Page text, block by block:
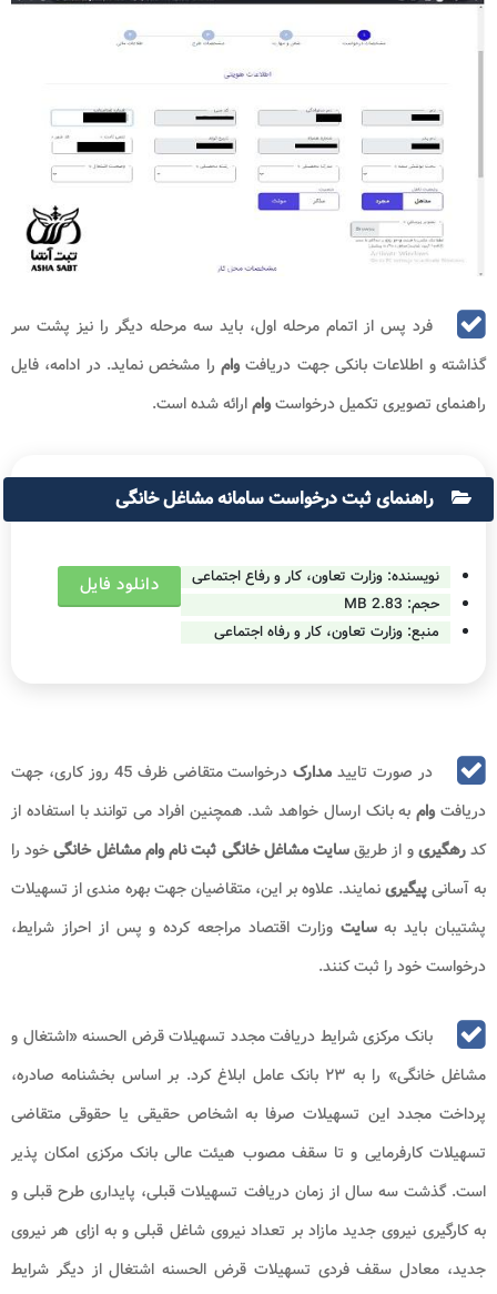
فرد پس از اتمام مرحله اول، باید سه مرحله دیگر را نیز پشت سر
گذاشته و اطلاعات بانکی جهت دریافت وام را مشخص نماید. در ادامه، فایل
راهنمای تصویری تکمیل درخواستوامارائه شده است.
راهنمای ثبت درخواست سامانه مشاغل خانگی
نویسنده: وزارت تعاون، کار و رفاع اجتماعی
حجم: 2.83 MB
منبع: وزارت تعاون، کار و رفاه اجتماعی
دانلود فایل
در صورت تایید مدارک
درخواست متقاضی ظرف 45 روز کاری، جهت
دریافت وام به بانک ارسال خواهد شد. همچنین افراد می توانند با استفاده از
کدرهگیریو از طریقسایت مشاغل خانگی ثبت ناموام مشاغل خانگیخود را
به آسانیپیگیرینمایند. علاوه بر این، متقاضیان جهت بهره مندی از تسهیلات
پشتیبان باید بهسایتوزارت اقتصاد مراجعه کرده و پس از احراز شرایط،
درخواست خود را ثبت کنند.
بانک مرکزی شرایط دریافت مجدد تسهیلات قرض ‌الحسنه «اشتغال و
مشاغل خانگی» را به ۲۳ بانک عامل ابلاغ کرد. بر اساس بخشنامه صادره،
پرداخت مجدد این تسهیلات صرفا به اشخاص حقیقی یا حقوقی متقاضی
تسهیلات کارفرمایی و تا سقف مصوب هیئت عالی بانک مرکزی امکان ‌پذیر
است. گذشت سه سال از زمان دریافت تسهیلات قبلی، پایداری طرح قبلی و
به کارگیری نیروی جدید مازاد بر تعداد نیروی شاغل قبلی و به ازای هر نیروی
جدید، معادل سقف فردی تسهیلات قرض ‌الحسنه اشتغال از دیگر شرایط